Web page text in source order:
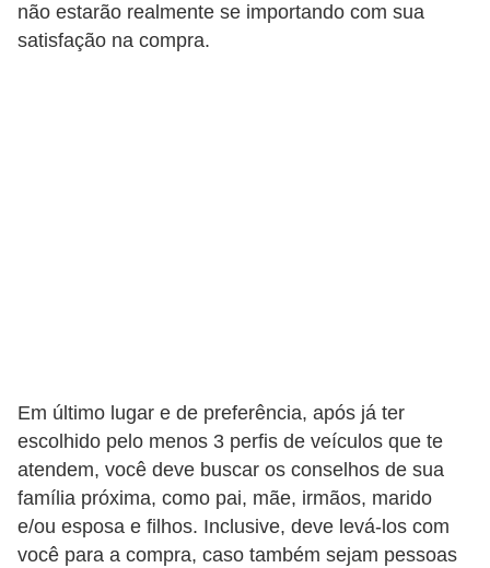
não estarão realmente se importando com sua
satisfação na compra.
Em último lugar e de preferência, após já ter
escolhido pelo menos 3 perfis de veículos que te
atendem, você deve buscar os conselhos de sua
família próxima, como pai, mãe, irmãos, marido
e/ou esposa e filhos. Inclusive, deve levá-los com
você para a compra, caso também sejam pessoas
s
o
m
o
t
i